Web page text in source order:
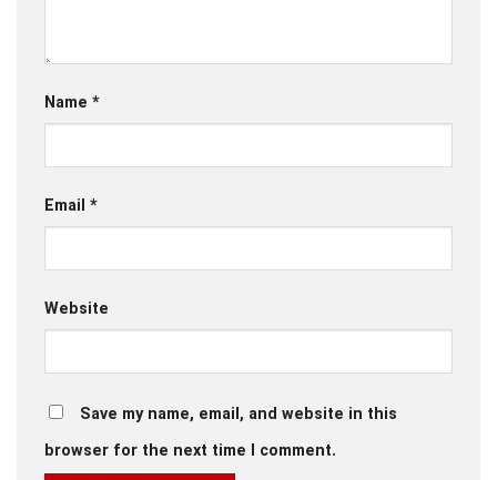
Name *
Email *
Website
Save my name, email, and website in this
browser for the next time I comment.